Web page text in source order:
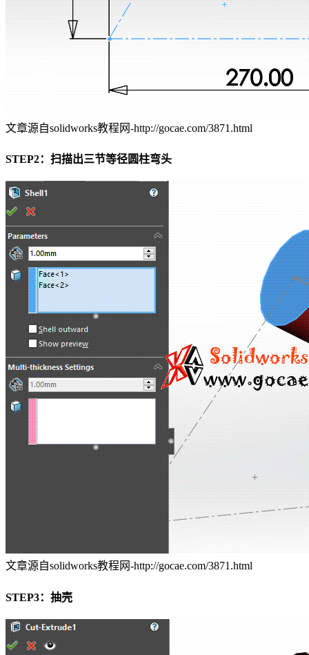
文章源自solidworks教程网-http://gocae.com/3871.html
STEP2：扫描出三节等径圆柱弯头
文章源自solidworks教程网-http://gocae.com/3871.html
STEP3：抽壳